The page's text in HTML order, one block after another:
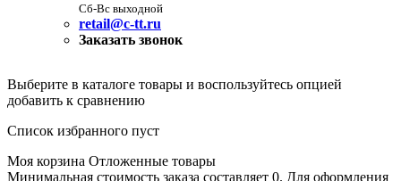
Сб-Вс выходной
retail@c-tt.ru
Заказать звонок
Выберите в каталоге товары и воспользуйтесь опцией
добавить к сравнению
Список избранного пуст
Моя корзина Отложенные товары
Минимальная стоимость заказа составляет 0. Для оформления